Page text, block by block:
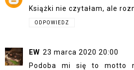
Książki nie czytałam, ale
ODPOWIEDZ
EW 23 marca 2020 20:00
Podoba mi się to motto